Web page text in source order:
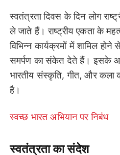
स्वतंत्रता दिवस के दिन लोग
ले जाते हैं। राष्ट्रीय एकता के
विभिन्न कार्यक्रमों में शामिल
समर्पण का संकेत देते हैं। इसके
भारतीय संस्कृति, गीत, और कला
है।
स्वच्छ भारत अभियान पर निबंध
स्वतंत्रता का संदेश